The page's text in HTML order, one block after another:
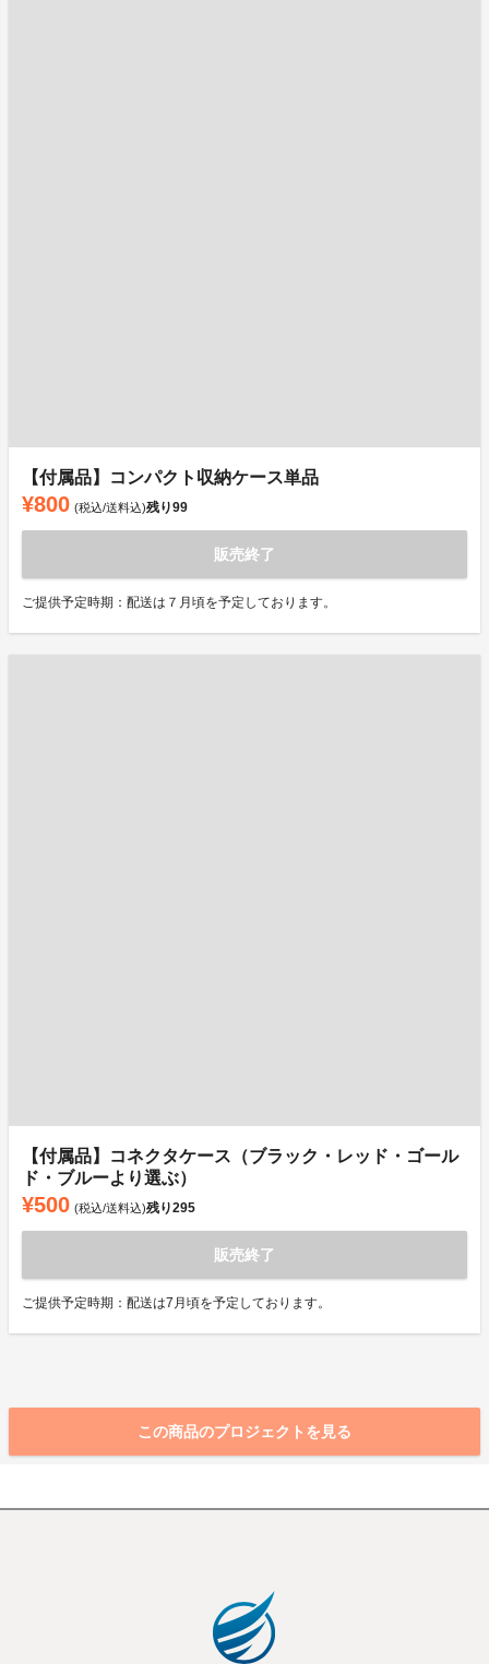
【付属品】コンパクト収納ケース単品
¥800 (税込/送料込)残り99
販売終了
ご提供予定時期：配送は７月頃を予定しております。
【付属品】コネクタケース（ブラック・レッド・ゴール
ド・ブルーより選ぶ）
¥500 (税込/送料込)残り295
販売終了
ご提供予定時期：配送は7月頃を予定しております。
この商品のプロジェクトを見る